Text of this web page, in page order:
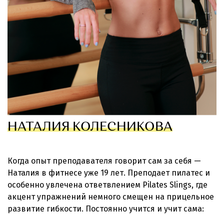
НАТАЛИЯ КОЛЕСНИКОВА
Когда опыт преподавателя говорит сам за себя —
Наталия в фитнесе уже 19 лет. Преподает пилатес и
особенно увлечена ответвлением Pilates Slings, где
акцент упражнений немного смещен на прицельное
развитие гибкости. Постоянно учится и учит сама: